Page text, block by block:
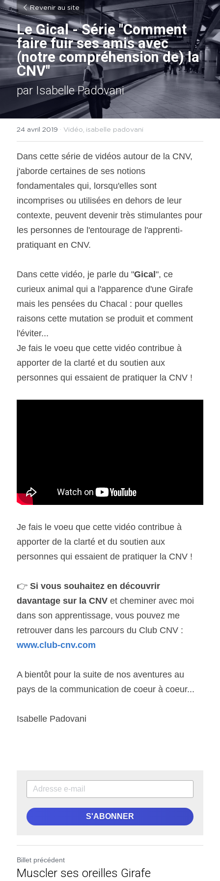
Revenir au site
Le Gical - Série "Comment
faire fuir ses amis avec
(notre compréhension de) la
CNV"
par Isabelle Padovani
24 avril 2019 · Vidéo, isabelle padovani
Dans cette série de vidéos autour de la CNV,
j'aborde certaines de ses notions
fondamentales qui, lorsqu'elles sont
incomprises ou utilisées en dehors de leur
contexte, peuvent devenir très stimulantes pour
les personnes de l'entourage de l'apprenti-
pratiquant en CNV.
Dans cette vidéo, je parle du "Gical ", ce
curieux animal qui a l'apparence d'une Girafe
mais les pensées du Chacal : pour quelles
raisons cette mutation se produit et comment
l'éviter...
Je fais le voeu que cette vidéo contribue à
apporter de la clarté et du soutien aux
personnes qui essaient de pratiquer la CNV !
Je fais le voeu que cette vidéo contribue à
apporter de la clarté et du soutien aux
personnes qui essaient de pratiquer la CNV !
👉 Si vous souhaitez en découvrir
davantage sur la CNV et cheminer avec moi
dans son apprentissage, vous pouvez me
www.club-cnv.com
A bientôt pour la suite de nos aventures au
pays de la communication de coeur à coeur...
Isabelle Padovani
S'ABONNER
Billet précédent
Muscler ses oreilles Girafe